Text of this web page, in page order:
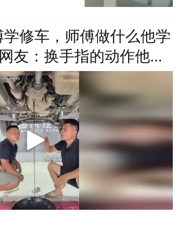
修车，师傅做什么他学
友：换手指的动作他没